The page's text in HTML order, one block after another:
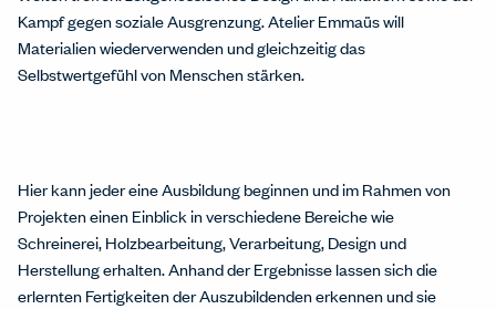
Kampf gegen soziale Ausgrenzung. Atelier Emmaüs will
Materialien wiederverwenden und gleichzeitig das
Selbstwertgefühl von Menschen stärken.
Hier kann jeder eine Ausbildung beginnen und im Rahmen von
Projekten einen Einblick in verschiedene Bereiche wie
Schreinerei, Holzbearbeitung, Verarbeitung, Design und
Herstellung erhalten. Anhand der Ergebnisse lassen sich die
erlernten Fertigkeiten der Auszubildenden erkennen und sie